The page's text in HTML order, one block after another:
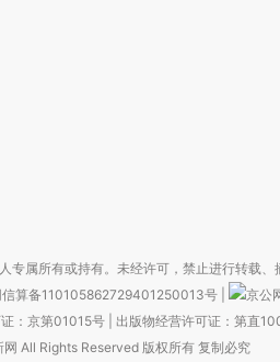
属所有或持有。未经许可，禁止进行转载、
信算备110105862729401250013号
京公
：京第01015号| 出版物经营许可证：第直
All Rights Reserved 版权所有 复制必究